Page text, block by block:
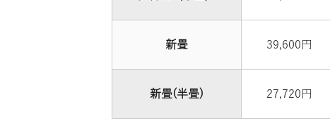
新畳 39,600円
新畳(半畳) 27,720円